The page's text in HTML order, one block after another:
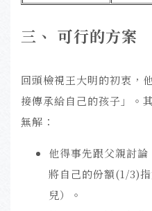
三 、 可行的方案
回頭檢視王大明的初衷，
接傳承給自己的孩子」。
無解：
他得事先跟父親討
將自己的份額(1/3)
兒）。